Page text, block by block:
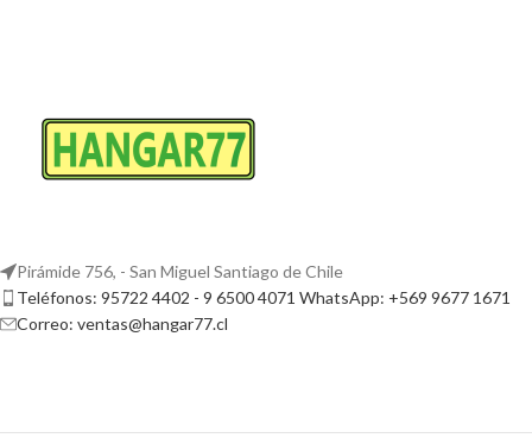
Pirámide 756, - San Miguel Santiago de Chile
Teléfonos: 95722 4402 - 9 6500 4071 WhatsApp: +569 9677 1671
Correo: ventas@hangar77.cl